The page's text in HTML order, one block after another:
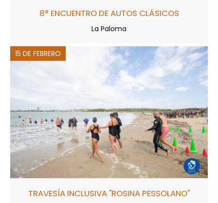
8° ENCUENTRO DE AUTOS CLÁSICOS
La Paloma
15 DE FEBRERO
TRAVESÍA INCLUSIVA "ROSINA PESSOLANO"